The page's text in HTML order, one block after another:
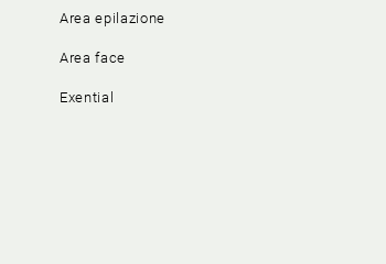
Area epilazione
Area face
Exential